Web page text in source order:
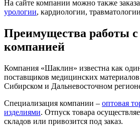
На сайте компании можно также
урологии, кардиологии,
Преимущества работы
компанией
Компания «Шаклин» известна как
поставщиков медицинских
Сибирском и Дальневосточном
Специализация компании – оптовая
изделиями. Отпуск товара
складов или привозится под заказ.